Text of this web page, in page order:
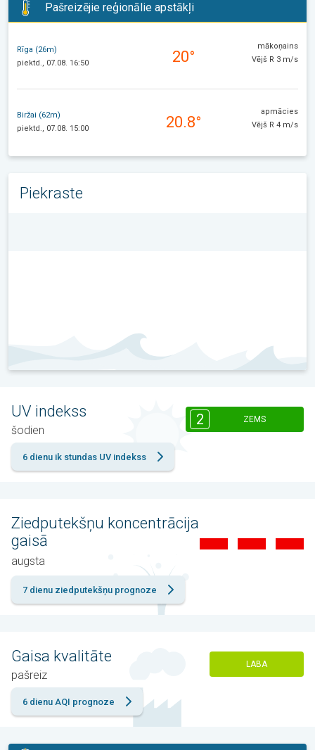
Pašreizējie reģionālie apstākļi
Rīga (26m)
piektd., 07.08. 16:50
20°
mākoņains
Vējš R 3 m/s
Biržai (62m)
piektd., 07.08. 15:00
20.8°
apmācies
Vējš R 4 m/s
Piekraste
UV indekss
šodien
2 ZEMS
6 dienu ik stundas UV indekss
Ziedputekšņu koncentrācija
gaisā
augsta
7 dienu ziedputekšņu prognoze
Gaisa kvalitāte
pašreiz
LABA
6 dienu AQI prognoze